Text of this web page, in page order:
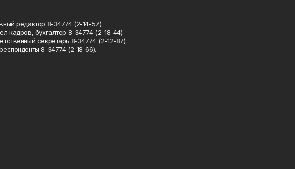
редактор 8-34774 (2-14-57).
кадров, бухгалтер 8-34774 (2-18-44).
секретарь 8-34774 (2-12-87).
8-34774 (2-18-66).